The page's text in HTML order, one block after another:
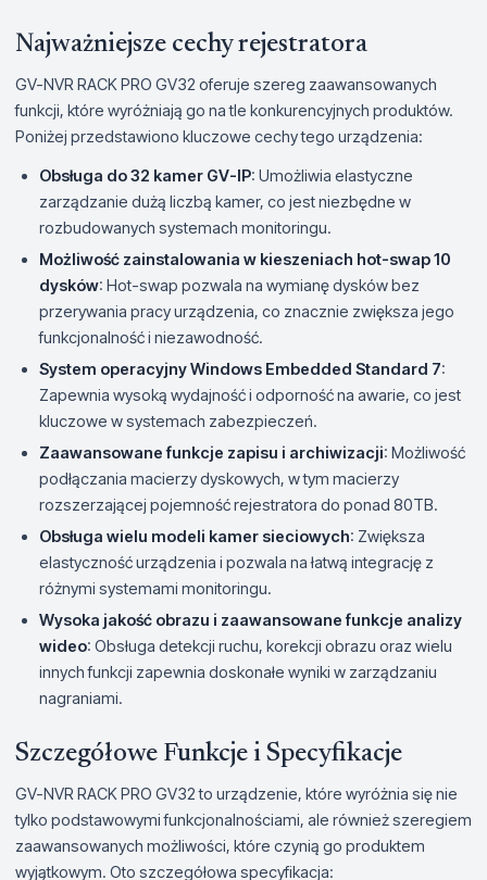
Najważniejsze cechy rejestratora
GV-NVR RACK PRO GV32 oferuje szereg zaawansowanych
funkcji, które wyróżniają go na tle konkurencyjnych produktów.
Poniżej przedstawiono kluczowe cechy tego urządzenia:
Obsługa do 32 kamer GV-IP: Umożliwia elastyczne
zarządzanie dużą liczbą kamer, co jest niezbędne w
rozbudowanych systemach monitoringu.
Możliwość zainstalowania w kieszeniach hot-swap 10
dysków: Hot-swap pozwala na wymianę dysków bez
przerywania pracy urządzenia, co znacznie zwiększa jego
funkcjonalność i niezawodność.
System operacyjny Windows Embedded Standard 7:
Zapewnia wysoką wydajność i odporność na awarie, co jest
kluczowe w systemach zabezpieczeń.
Zaawansowane funkcje zapisu i archiwizacji: Możliwość
podłączania macierzy dyskowych, w tym macierzy
rozszerzającej pojemność rejestratora do ponad 80TB.
Obsługa wielu modeli kamer sieciowych: Zwiększa
elastyczność urządzenia i pozwala na łatwą integrację z
różnymi systemami monitoringu.
Wysoka jakość obrazu i zaawansowane funkcje analizy
wideo: Obsługa detekcji ruchu, korekcji obrazu oraz wielu
innych funkcji zapewnia doskonałe wyniki w zarządzaniu
nagraniami.
Szczegółowe Funkcje i Specyfikacje
GV-NVR RACK PRO GV32 to urządzenie, które wyróżnia się nie
tylko podstawowymi funkcjonalnościami, ale również szeregiem
zaawansowanych możliwości, które czynią go produktem
wyjątkowym. Oto szczegółowa specyfikacja: